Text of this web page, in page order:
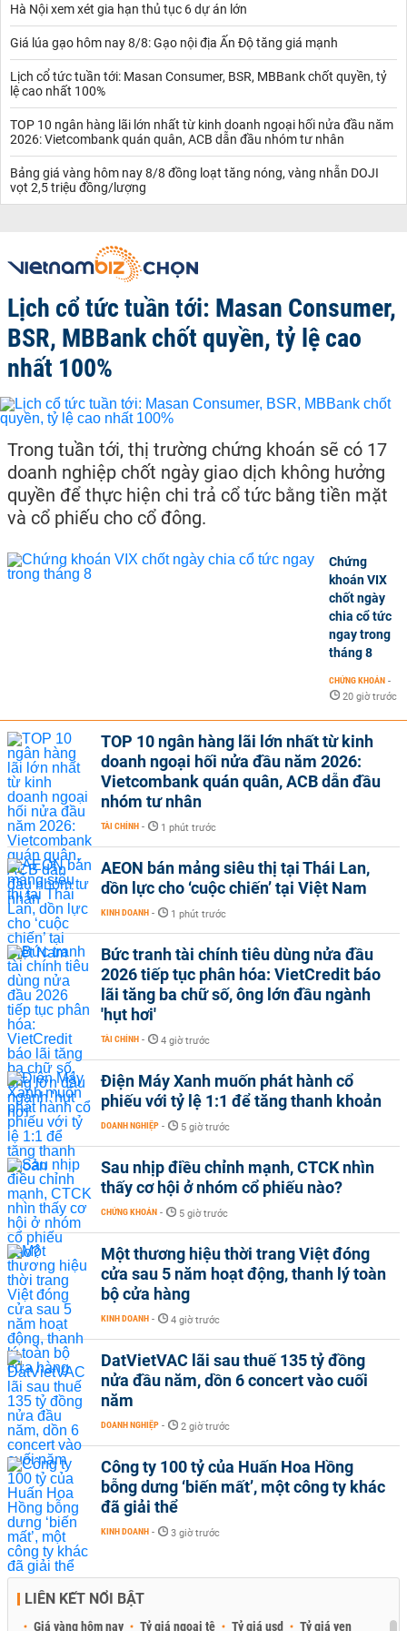
Hà Nội xem xét gia hạn thủ tục 6 dự án lớn
Giá lúa gạo hôm nay 8/8: Gạo nội địa Ấn Độ tăng giá mạnh
Lịch cổ tức tuần tới: Masan Consumer, BSR, MBBank chốt quyền, tỷ
lệ cao nhất 100%
TOP 10 ngân hàng lãi lớn nhất từ kinh doanh ngoại hối nửa đầu năm
2026: Vietcombank quán quân, ACB dẫn đầu nhóm tư nhân
Bảng giá vàng hôm nay 8/8 đồng loạt tăng nóng, vàng nhẫn DOJI
vọt 2,5 triệu đồng/lượng
Lịch cổ tức tuần tới: Masan Consumer,
BSR, MBBank chốt quyền, tỷ lệ cao
nhất 100%
Trong tuần tới, thị trường chứng khoán sẽ có 17
doanh nghiệp chốt ngày giao dịch không hưởng
quyền để thực hiện chi trả cổ tức bằng tiền mặt
và cổ phiếu cho cổ đông.
Chứng
khoán VIX
chốt ngày
chia cổ tức
ngay trong
tháng 8
CHỨNG KHOÁN -
20 giờ trước
TOP 10 ngân hàng lãi lớn nhất từ kinh
doanh ngoại hối nửa đầu năm 2026:
Vietcombank quán quân, ACB dẫn đầu
nhóm tư nhân
TÀI CHÍNH - 1 phút trước
AEON bán mảng siêu thị tại Thái Lan,
dồn lực cho ‘cuộc chiến’ tại Việt Nam
KINH DOANH - 1 phút trước
Bức tranh tài chính tiêu dùng nửa đầu
2026 tiếp tục phân hóa: VietCredit báo
lãi tăng ba chữ số, ông lớn đầu ngành
'hụt hơi'
TÀI CHÍNH - 4 giờ trước
Điện Máy Xanh muốn phát hành cổ
phiếu với tỷ lệ 1:1 để tăng thanh khoản
DOANH NGHIỆP - 5 giờ trước
Sau nhịp điều chỉnh mạnh, CTCK nhìn
thấy cơ hội ở nhóm cổ phiếu nào?
CHỨNG KHOÁN - 5 giờ trước
Một thương hiệu thời trang Việt đóng
cửa sau 5 năm hoạt động, thanh lý toàn
bộ cửa hàng
KINH DOANH - 4 giờ trước
DatVietVAC lãi sau thuế 135 tỷ đồng
nửa đầu năm, dồn 6 concert vào cuối
năm
DOANH NGHIỆP - 2 giờ trước
Công ty 100 tỷ của Huấn Hoa Hồng
bỗng dưng ‘biến mất’, một công ty khác
đã giải thể
KINH DOANH - 3 giờ trước
LIÊN KẾT NỔI BẬT
Giá vàng hôm nay Tỷ giá ngoại tệ Tỷ giá usd Tỷ giá yen